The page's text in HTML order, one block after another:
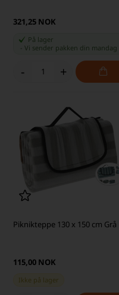
321,25 NOK
På lager
-Vi sender pakken din mandag
- +
Piknikteppe 130 x 150 cm Grå
115,00 NOK
Ikke på lager